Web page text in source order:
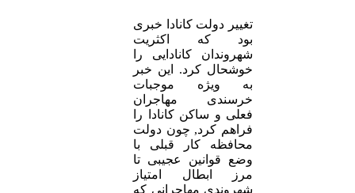
تغییر دولت کانادا خبری
بود که اکثریت
شهروندان کانادایی را
خوشحال کرد. این خبر
به ویژه موجبات
خرسندی مهاجران
فعلی و ساکن کانادا را
فراهم کرد, چون دولت
محافظه کار قبلی با
وضع قوانین عجیبی تا
مرز ابطال امتیاز
شهروندی مهاجرانی که